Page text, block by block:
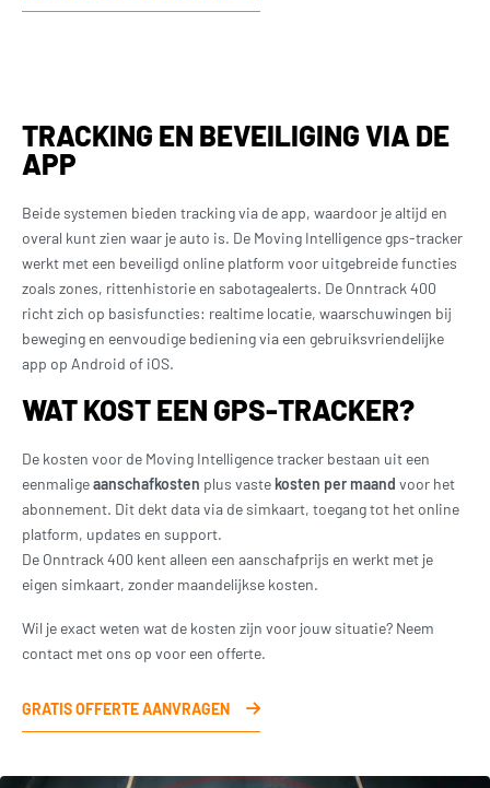
TRACKING EN BEVEILIGING VIA DE
APP
Beide systemen bieden tracking via de app, waardoor je altijd en
overal kunt zien waar je auto is. De Moving Intelligence gps-tracker
werkt met een beveiligd online platform voor uitgebreide functies
zoals zones, rittenhistorie en sabotagealerts. De Onntrack 400
richt zich op basisfuncties: realtime locatie, waarschuwingen bij
beweging en eenvoudige bediening via een gebruiksvriendelijke
app op Android of iOS.
WAT KOST EEN GPS-TRACKER?
De kosten voor de Moving Intelligence tracker bestaan uit een
eenmaligeaanschafkosten plus vaste kosten per maand voor het
abonnement. Dit dekt data via de simkaart, toegang tot het online
platform, updates en support.
De Onntrack 400 kent alleen een aanschafprijs en werkt met je
eigen simkaart, zonder maandelijkse kosten.
Wil je exact weten wat de kosten zijn voor jouw situatie? Neem
contact met ons op voor een offerte.
GRATIS OFFERTE AANVRAGEN